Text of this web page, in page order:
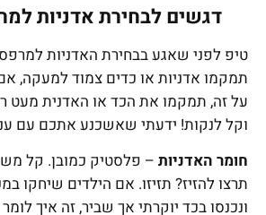
דגשים לבחירת אדניות
טיפ לפני שאגע בבחירת האדניות למרפסת
תמקמו אדניות או כדים צמוד למעקה,
על זה, תמקמו את הכד או האדנית מעט
וקל לנקות! ידעתי שאשכנע אתכם עם עניין
חומר האדניות– פלסטיק כמובן. קל משקל
תרצו להזיז? תזיזו. אם הילדים שיחקו
ונכנסו בכד יוקרתי אך שביר, זה איך לומר